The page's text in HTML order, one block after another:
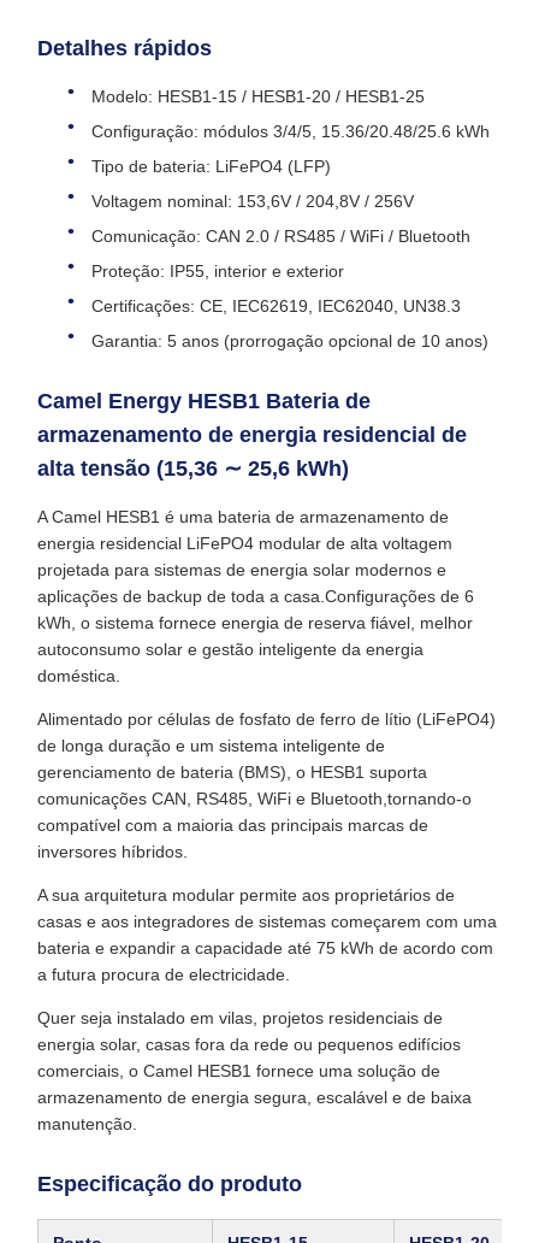
Detalhes rápidos
Modelo: HESB1‐15 / HESB1‐20 / HESB1‐25
Configuração: módulos 3/4/5, 15.36/20.48/25.6 kWh
Tipo de bateria: LiFePO4 (LFP)
Voltagem nominal: 153,6V / 204,8V / 256V
Comunicação: CAN 2.0 / RS485 / WiFi / Bluetooth
Proteção: IP55, interior e exterior
Certificações: CE, IEC62619, IEC62040, UN38.3
Garantia: 5 anos (prorrogação opcional de 10 anos)
Camel Energy HESB1 Bateria de
armazenamento de energia residencial de
alta tensão (15,36 ∼ 25,6 kWh)
A Camel HESB1 é uma bateria de armazenamento de
energia residencial LiFePO4 modular de alta voltagem
projetada para sistemas de energia solar modernos e
aplicações de backup de toda a casa.Configurações de 6
kWh, o sistema fornece energia de reserva fiável, melhor
autoconsumo solar e gestão inteligente da energia
doméstica.
Alimentado por células de fosfato de ferro de lítio (LiFePO4)
de longa duração e um sistema inteligente de
gerenciamento de bateria (BMS), o HESB1 suporta
comunicações CAN, RS485, WiFi e Bluetooth,tornando-o
compatível com a maioria das principais marcas de
inversores híbridos.
A sua arquitetura modular permite aos proprietários de
casas e aos integradores de sistemas começarem com uma
bateria e expandir a capacidade até 75 kWh de acordo com
a futura procura de electricidade.
Quer seja instalado em vilas, projetos residenciais de
energia solar, casas fora da rede ou pequenos edifícios
comerciais, o Camel HESB1 fornece uma solução de
armazenamento de energia segura, escalável e de baixa
manutenção.
Especificação do produto